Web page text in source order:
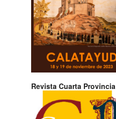
Revista Cuarta Provincia